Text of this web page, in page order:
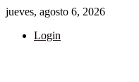
jueves, agosto 6, 2026
Login